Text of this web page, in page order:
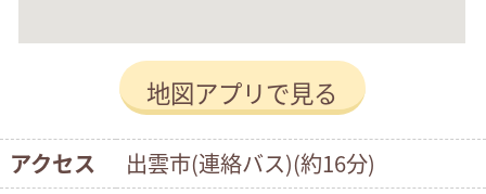
地図アプリで見る
アクセス 出雲市(連絡バス)(約16分)